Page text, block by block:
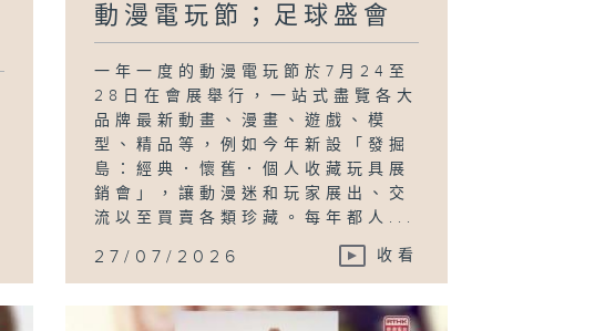
動漫電玩節；足球盛會
一年一度的動漫電玩節於7月24至
28日在會展舉行，一站式盡覽各大
品牌最新動畫、漫畫、遊戲、模
型、精品等，例如今年新設「發掘
島：經典．懷舊．個人收藏玩具展
銷會」，讓動漫迷和玩家展出、交
流以至買賣各類珍藏。每年都人...
27/07/2026 收看